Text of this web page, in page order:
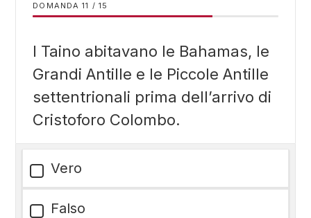
DOMANDA / 15
I Taino abitavano le Bahamas, le
Grandi Antille e le Piccole Antille
settentrionali prima dell’arrivo di
Cristoforo Colombo.
Vero
Falso